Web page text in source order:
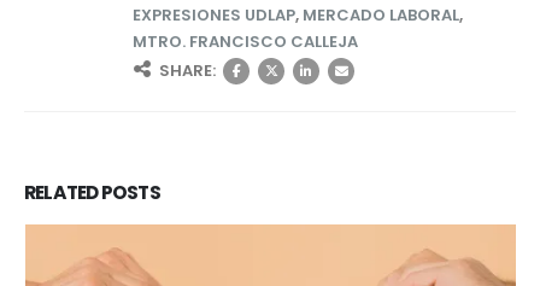
EXPRESIONES UDLAP, MERCADO LABORAL,
MTRO. FRANCISCO CALLEJA
SHARE:
RELATEDPOSTS